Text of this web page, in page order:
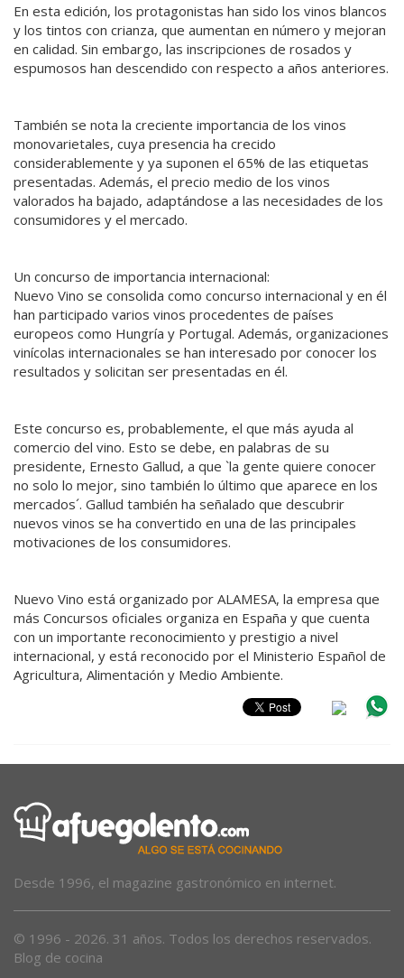
En esta edición, los protagonistas han sido los vinos blancos
y los tintos con crianza, que aumentan en número y mejoran
en calidad. Sin embargo, las inscripciones de rosados y
espumosos han descendido con respecto a años anteriores.
También se nota la creciente importancia de los vinos
monovarietales, cuya presencia ha crecido
considerablemente y ya suponen el 65% de las etiquetas
presentadas. Además, el precio medio de los vinos
valorados ha bajado, adaptándose a las necesidades de los
consumidores y el mercado.
Un concurso de importancia internacional:
Nuevo Vino se consolida como concurso internacional y en él
han participado varios vinos procedentes de países
europeos como Hungría y Portugal. Además, organizaciones
vinícolas internacionales se han interesado por conocer los
resultados y solicitan ser presentadas en él.
Este concurso es, probablemente, el que más ayuda al
comercio del vino. Esto se debe, en palabras de su
presidente, Ernesto Gallud, a que `la gente quiere conocer
no solo lo mejor, sino también lo último que aparece en los
mercados´. Gallud también ha señalado que descubrir
nuevos vinos se ha convertido en una de las principales
motivaciones de los consumidores.
Nuevo Vino está organizado por ALAMESA, la empresa que
más Concursos oficiales organiza en España y que cuenta
con un importante reconocimiento y prestigio a nivel
internacional, y está reconocido por el Ministerio Español de
Agricultura, Alimentación y Medio Ambiente.
Desde 1996, el magazine gastronómico en internet.
© 1996 - 2026. 31 años. Todos los derechos reservados.
Blog de cocina